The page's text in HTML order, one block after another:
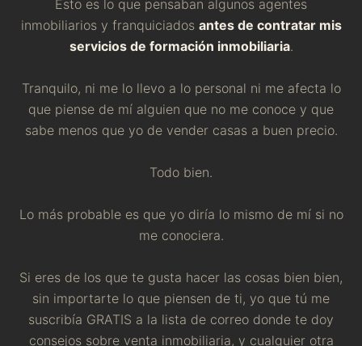
Esto es lo que pensaban algunos agentes
inmobiliarios y franquiciados antes de contratar mis
servicios de formación inmobiliaria.
Tranquilo, ni me lo llevo a lo personal ni me afecta lo
que piense de mí alguien que no me conoce y que
sabe menos que yo de vender casas a buen precio.
Todo bien.
Lo más probable es que yo diría lo mismo de mí si no
me conociera.
Si eres de los que te gusta hacer las cosas bien bien,
sin importarte lo que piensen de ti, yo que tú me
suscribía GRATIS a la lista de correo donde te doy
consejos sobre venta inmobiliaria, y cualquier otra